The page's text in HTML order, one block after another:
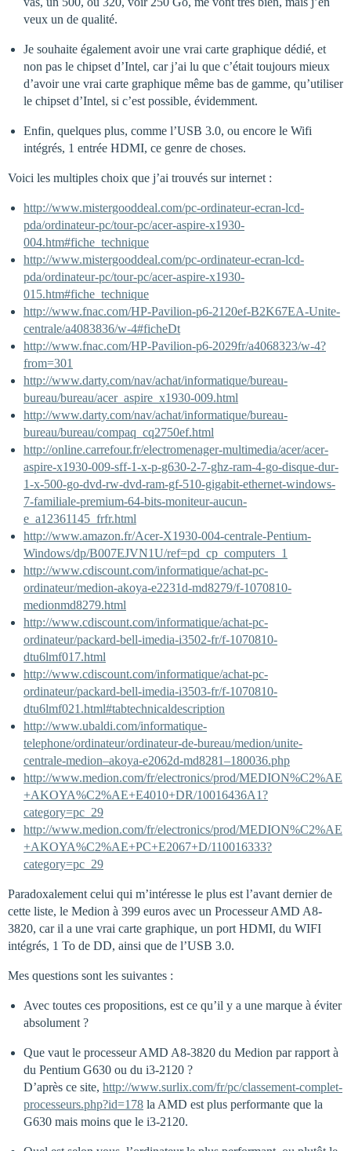
veux un de qualité.
Je souhaite également avoir une vrai carte graphique dédié, et
non pas le chipset d’Intel, car j’ai lu que c’était toujours mieux
d’avoir une vrai carte graphique même bas de gamme, qu’utiliser
le chipset d’Intel, si c’est possible, évidemment.
Enfin, quelques plus, comme l’USB 3.0, ou encore le Wifi
intégrés, 1 entrée HDMI, ce genre de choses.
Voici les multiples choix que j’ai trouvés sur internet :
http://www.mistergooddeal.com/pc-ordinateur-ecran-lcd-
pda/ordinateur-pc/tour-pc/acer-aspire-x1930-
004.htm#fiche_technique
http://www.mistergooddeal.com/pc-ordinateur-ecran-lcd-
pda/ordinateur-pc/tour-pc/acer-aspire-x1930-
015.htm#fiche_technique
http://www.fnac.com/HP-Pavilion-p6-2120ef-B2K67EA-Unite-
centrale/a4083836/w-4#ficheDt
http://www.fnac.com/HP-Pavilion-p6-2029fr/a4068323/w-4?
from=301
http://www.darty.com/nav/achat/informatique/bureau-
bureau/bureau/acer_aspire_x1930-009.html
http://www.darty.com/nav/achat/informatique/bureau-
bureau/bureau/compaq_cq2750ef.html
http://online.carrefour.fr/electromenager-multimedia/acer/acer-
aspire-x1930-009-sff-1-x-p-g630-2-7-ghz-ram-4-go-disque-dur-
1-x-500-go-dvd-rw-dvd-ram-gf-510-gigabit-ethernet-windows-
7-familiale-premium-64-bits-moniteur-aucun-
e_a12361145_frfr.html
http://www.amazon.fr/Acer-X1930-004-centrale-Pentium-
Windows/dp/B007EJVN1U/ref=pd_cp_computers_1
http://www.cdiscount.com/informatique/achat-pc-
ordinateur/medion-akoya-e2231d-md8279/f-1070810-
medionmd8279.html
http://www.cdiscount.com/informatique/achat-pc-
ordinateur/packard-bell-imedia-i3502-fr/f-1070810-
dtu6lmf017.html
http://www.cdiscount.com/informatique/achat-pc-
ordinateur/packard-bell-imedia-i3503-fr/f-1070810-
dtu6lmf021.html#tabtechnicaldescription
http://www.ubaldi.com/informatique-
telephone/ordinateur/ordinateur-de-bureau/medion/unite-
centrale-medion–akoya-e2062d-md8281–180036.php
http://www.medion.com/fr/electronics/prod/MEDION%C2%AE
+AKOYA%C2%AE+E4010+DR/10016436A1?
category=pc_29
http://www.medion.com/fr/electronics/prod/MEDION%C2%AE
+AKOYA%C2%AE+PC+E2067+D/110016333?
category=pc_29
Paradoxalement celui qui m’intéresse le plus est l’avant dernier de
cette liste, le Medion à 399 euros avec un Processeur AMD A8-
3820, car il a une vrai carte graphique, un port HDMI, du WIFI
intégrés, 1 To de DD, ainsi que de l’USB 3.0.
Mes questions sont les suivantes :
Avec toutes ces propositions, est ce qu’il y a une marque à éviter
absolument ?
Que vaut le processeur AMD A8-3820 du Medion par rapport à
du Pentium G630 ou du i3-2120 ?
D’après ce site, http://www.surlix.com/fr/pc/classement-complet-
processeurs.php?id=178 la AMD est plus performante que la
G630 mais moins que le i3-2120.